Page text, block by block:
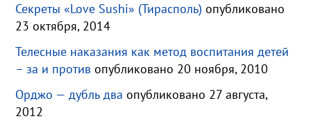
Секреты «Love Sushi» (Тирасполь) опубликовано
23 октября, 2014
Телесные наказания как метод воспитания детей
– за и против опубликовано 20 ноября, 2010
Орджо — дубль два опубликовано 27 августа,
2012